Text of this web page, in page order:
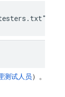
测试人员）。使用